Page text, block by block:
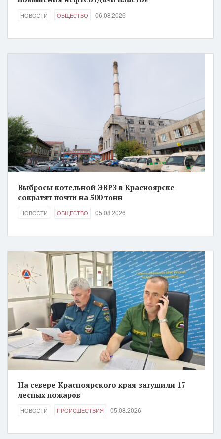
НОВОСТИ ОБЩЕСТВО 06.08.2026
Выбросы котельной ЭВРЗ в Красноярске
сократят почти на 500 тонн
НОВОСТИ ОБЩЕСТВО 05.08.2026
На севере Красноярского края затушили 17
лесных пожаров
НОВОСТИ ПРОИСШЕСТВИЯ 05.08.2026